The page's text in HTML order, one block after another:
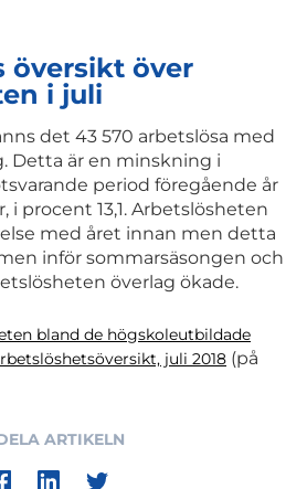
översikt över
i juli
det 43 570 arbetslösa med
Detta är en minskning i
period föregående år
i procent 13,1. Arbetslösheten
med året innan men detta
inför sommarsäsongen och
överlag ökade.
bland de högskoleutbildade
juli 2018 (på
ARTIKELN